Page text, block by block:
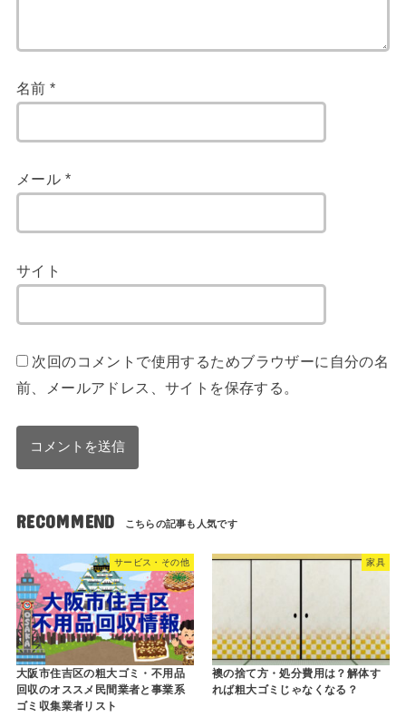
名前*
メール *
サイト
次回のコメントで使用するためブラウザーに自分の名
前、メールアドレス、サイトを保存する。
RECOMMEND
サービス・その他
大阪市住吉区の粗大ゴミ・不用品
回収のオススメ民間業者と事業系
ゴミ収集業者リスト
家具
襖の捨て方・処分費用は？解体す
れば粗大ゴミじゃなくなる？